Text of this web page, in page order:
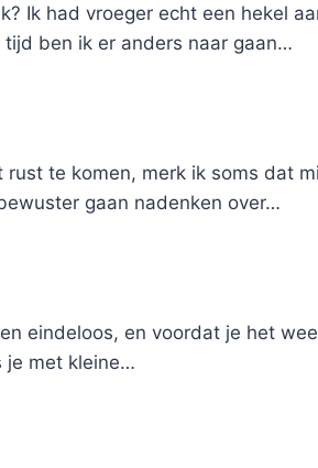
Ik had vroeger echt een hekel
ben ik er anders naar gaan…
te komen, merk ik soms dat
gaan nadenken over…
eindeloos, en voordat je het
je met kleine…